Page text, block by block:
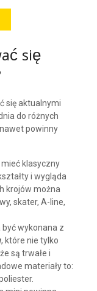
się
się aktualnymi
do różnych
powinny
klasyczny
i wygląda
krojów można
skater, A-line,
wykonana z
, które nie tylko
są trwałe i
materiały to: